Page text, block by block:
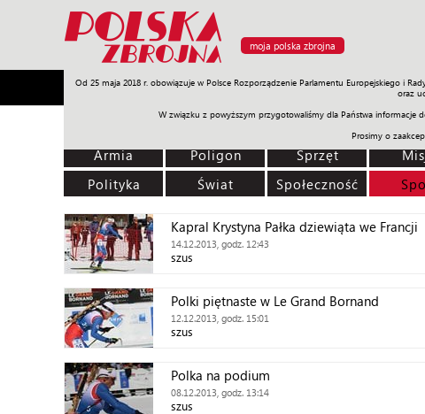
moja polska zbrojna
Od 25 maja 2018 r. obowiązuje w Polsce Rozporządzenie Parlamentu Europejskiego i
oraz
W związku z powyższym przygotowaliśmy dla Państwa informacje
Prosimy o
Armia Poligon Sprzęt Misje Polityka Prawo
Armia Poligon Sprzęt
Polityka
Świat Społeczność
Kapral Krystyna Pałka dziewiąta we Francji
14.12.2013, godz. 12:43
szus
Polki piętnaste w Le Grand Bornand
12.12.2013, godz. 15:01
szus
Polka na podium
08.12.2013, godz. 13:14
szus